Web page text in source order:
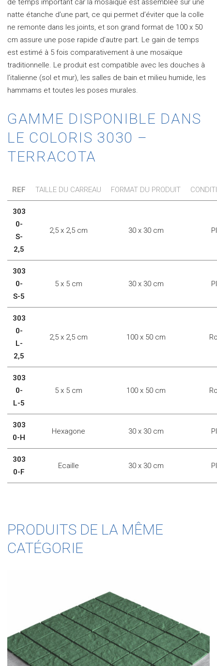
de temps important car la mosaïque est assemblée sur une
natte étanche d’une part, ce qui permet d’éviter que la colle
ne remonte dans les joints, et son grand format de 100 x 50
cm assure une pose rapide d’autre part. Le gain de temps
est estimé à 5 fois comparativement à une mosaïque
traditionnelle. Le produit est compatible avec les douches à
l’italienne (sol et mur), les salles de bain et milieu humide, les
hammams et toutes les poses murales.
GAMME DISPONIBLE DANS
LE COLORIS 3030 –
TERRACOTA
REF TAILLE DU CARREAU FORMAT DU PRODUIT
303
0-
S-
2,5
2,5 x 2,5 cm 30 x 30 cm
303
0-
S-5
5 x 5 cm 30 x 30 cm
303
0-
L-
2,5
2,5 x 2,5 cm 100 x 50 cm
303
0-
L-5
5 x 5 cm 100 x 50 cm
303
0-H
Hexagone 30 x 30 cm
303
0-F
Ecaille 30 x 30 cm
PRODUITS DE LA MÊME
CATÉGORIE